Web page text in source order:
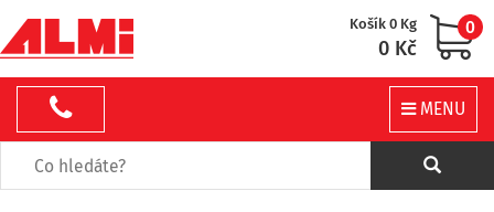
Košík 0 Kg
0 Kč
0
MENU